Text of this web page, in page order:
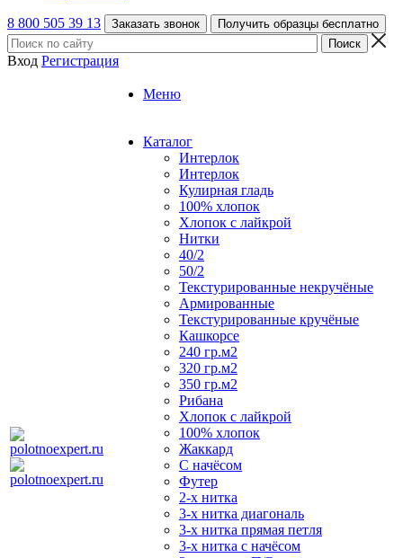
8 800 505 39 13 Заказать звонок Получить образцы бесплатно
Вход Регистрация
Меню
Каталог
Интерлок
Интерлок
Кулирная гладь
100% хлопок
Хлопок с лайкрой
Нитки
40/2
50/2
Текстурированные некручёные
Армированные
Текстурированные кручёные
Кашкорсе
240 гр.м2
320 гр.м2
350 гр.м2
Рибана
Хлопок с лайкрой
100% хлопок
Жаккард
С начёсом
Футер
2-х нитка
3-х нитка диагональ
3-х нитка прямая петля
3-х нитка с начёсом